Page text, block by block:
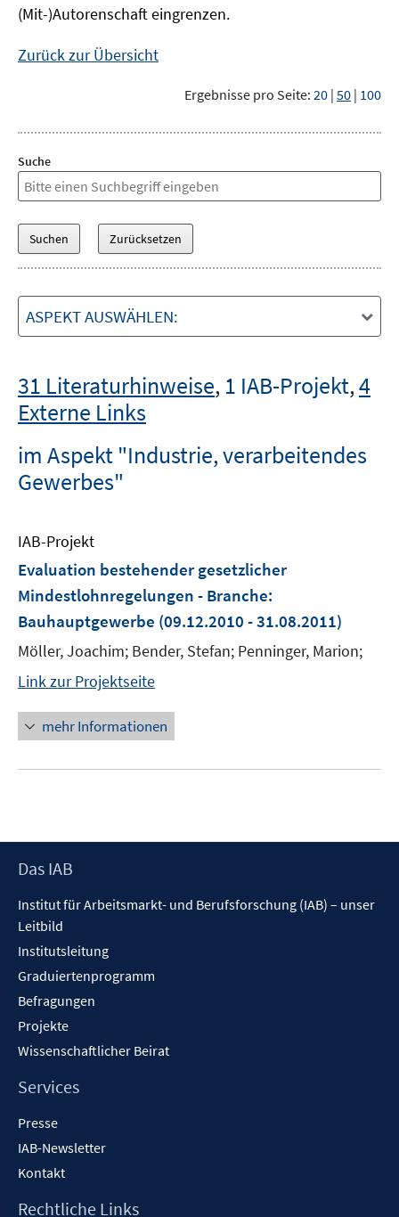
(Mit-)Autorenschaft eingrenzen.
Zurück zur Übersicht
Ergebnisse pro Seite: 20 | 50 | 100
Suche
ASPEKT AUSWÄHLEN:
31 Literaturhinweise, 1 IAB-Projekt,4
Externe Links
im Aspekt "Industrie, verarbeitendes
Gewerbes"
IAB-Projekt
Evaluation bestehender gesetzlicher
Mindestlohnregelungen - Branche:
Bauhauptgewerbe (09.12.2010 - 31.08.2011)
Möller, Joachim; Bender, Stefan; Penninger, Marion;
Link zur Projektseite
mehr Informationen
Footer
Das IAB
Institut für Arbeitsmarkt- und Berufsforschung (IAB) – unser
Leitbild
Institutsleitung
Graduiertenprogramm
Befragungen
Projekte
Wissenschaftlicher Beirat
Services
Presse
IAB-Newsletter
Kontakt
Rechtliche Links